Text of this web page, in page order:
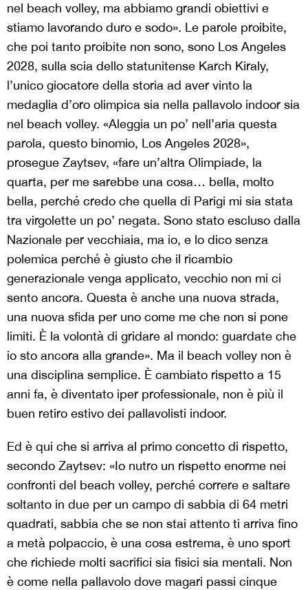
nel beach volley, ma abbiamo grandi obiettivi e
stiamo lavorando duro e sodo». Le parole proibite,
che poi tanto proibite non sono, sono Los Angeles
2028, sulla scia dello statunitense Karch Kiraly,
l’unico giocatore della storia ad aver vinto la
medaglia d’oro olimpica sia nella pallavolo indoor sia
nel beach volley. «Aleggia un po’ nell’aria questa
parola, questo binomio, Los Angeles 2028»,
prosegue Zaytsev, «fare un’altra Olimpiade, la
quarta, per me sarebbe una cosa… bella, molto
bella, perché credo che quella di Parigi mi sia stata
tra virgolette un po’ negata. Sono stato escluso dalla
Nazionale per vecchiaia, ma io, e lo dico senza
polemica perché è giusto che il ricambio
generazionale venga applicato, vecchio non mi ci
sento ancora. Questa è anche una nuova strada,
una nuova sfida per uno come me che non si pone
limiti. È la volontà di gridare al mondo: guardate che
io sto ancora alla grande». Ma il beach volley non è
una disciplina semplice. È cambiato rispetto a 15
anni fa, è diventato iper professionale, non è più il
buen retiro estivo dei pallavolisti indoor.
Ed è qui che si arriva al primo concetto di rispetto,
secondo Zaytsev: «Io nutro un rispetto enorme nei
confronti del beach volley, perché correre e saltare
soltanto in due per un campo di sabbia di 64 metri
quadrati, sabbia che se non stai attento ti arriva fino
a metà polpaccio, è una cosa estrema, è uno sport
che richiede molti sacrifici sia fisici sia mentali. Non
è come nella pallavolo dove magari passi cinque